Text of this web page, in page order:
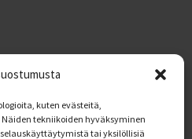
kuten evästeitä,
tekniikoiden hyväksyminen
tai yksilöllisiä